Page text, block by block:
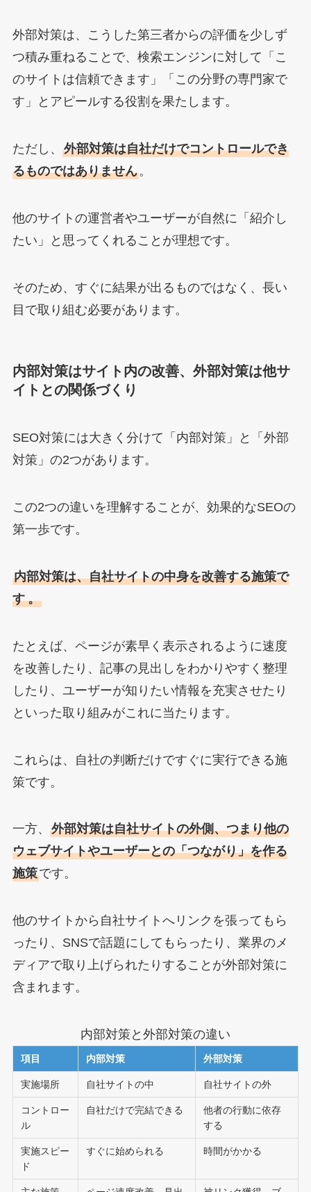
外部対策は、こうした第三者からの評価を少しず
つ積み重ねることで、検索エンジンに対して「こ
のサイトは信頼できます」「この分野の専門家で
す」とアピールする役割を果たします。
ただし、 外部対策は自社だけでコントロールでき
るものではありません。
他のサイトの運営者やユーザーが自然に「紹介し
たい」と思ってくれることが理想です。
そのため、すぐに結果が出るものではなく、長い
目で取り組む必要があります。
内部対策はサイト内の改善、外部対策は他サ
イトとの関係づくり
SEO対策には大きく分けて「内部対策」と「外部
対策」の2つがあります。
この2つの違いを理解することが、効果的なSEOの
第一歩です。
内部対策は、自社サイトの中身を改善する施策で
す 。
たとえば、ページが素早く表示されるように速度
を改善したり、記事の見出しをわかりやすく整理
したり、ユーザーが知りたい情報を充実させたり
といった取り組みがこれに当たります。
これらは、自社の判断だけですぐに実行できる施
策です。
一方、 外部対策は自社サイトの外側、つまり他の
ウェブサイトやユーザーとの「つながり」を作る
施策です。
他のサイトから自社サイトへリンクを張ってもら
ったり、SNSで話題にしてもらったり、業界のメ
ディアで取り上げられたりすることが外部対策に
含まれます。
内部対策と外部対策の違い
項目 内部対策 外部対策
実施場所 自社サイトの中 自社サイトの外
コントロー
ル
自社だけで完結できる
他者の行動に依存
する
実施スピー
ド
すぐに始められる 時間がかかる